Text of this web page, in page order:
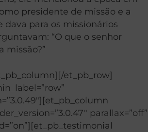
presidente de missão e a
dava para os missionários
“O que o senhor
missão?”
et_pb_row]
parallax=”off”